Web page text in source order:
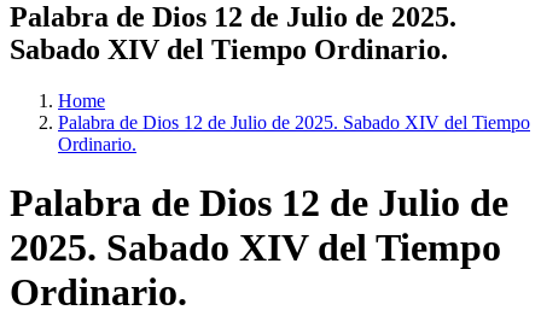
Palabra de Dios 12 de Julio de 2025.
Sabado XIV del Tiempo Ordinario.
Home
Palabra de Dios 12 de Julio de 2025. Sabado XIV del Tiempo
Ordinario.
Palabra de Dios 12 de Julio de
2025. Sabado XIV del Tiempo
Ordinario.